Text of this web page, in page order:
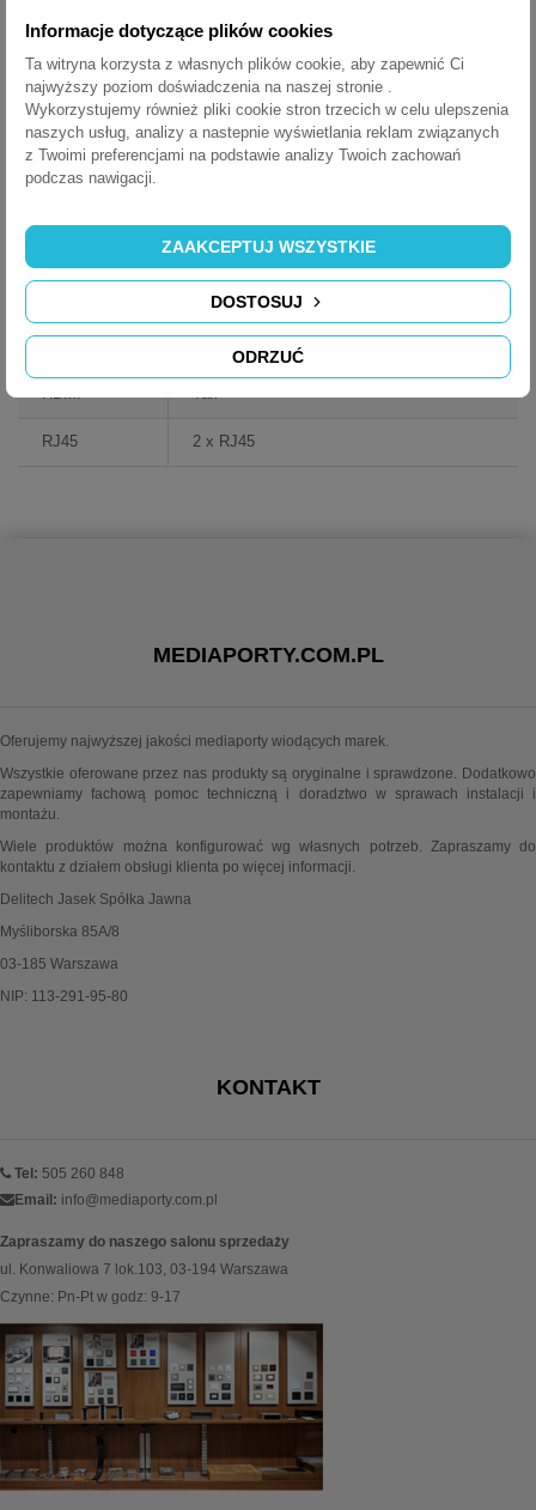
- listwy zasilające można dowolnie konfigurować
- eleganckie wzornictwo dopasowuje się do blatu stołu
KARTA KATALOGOWA INTEGRA
ARKUSZ DANYCH
Stal/metal
Aluminium
HDMI Tak
RJ45 2 x RJ45
MEDIAPORTY.COM.PL
Oferujemy najwyższej jakości mediaporty wiodących marek.
Wszystkie oferowane przez nas produkty są oryginalne i sprawdzone. Dodatkowo
zapewniamy fachową pomoc techniczną i doradztwo w sprawach instalacji i
montażu.
Wiele produktów można konfigurować wg własnych potrzeb. Zapraszamy do
kontaktu z działem obsługi klienta po więcej informacji.
Delitech Jasek Spółka Jawna
Myśliborska 85A/8
03-185 Warszawa
NIP: 113-291-95-80
KONTAKT
Tel: 505 260 848
Email: info@mediaporty.com.pl
Zapraszamy do naszego salonu sprzedaży
ul. Konwaliowa 7 lok.103, 03-194 Warszawa
Czynne: Pn-Pt w godz: 9-17
Informacje dotyczące plików cookies
Ta witryna korzysta z własnych plików cookie, aby zapewnić Ci
najwyższy poziom doświadczenia na naszej stronie .
Wykorzystujemy również pliki cookie stron trzecich w celu ulepszenia
naszych usług, analizy a nastepnie wyświetlania reklam związanych
z Twoimi preferencjami na podstawie analizy Twoich zachowań
podczas nawigacji.
ODRZUĆ
DOSTOSUJ
ZAAKCEPTUJ WSZYSTKIE